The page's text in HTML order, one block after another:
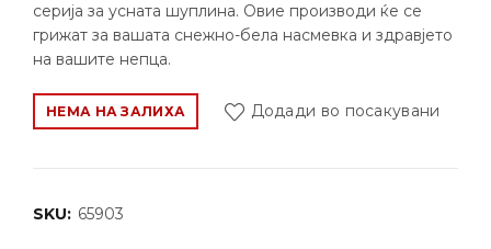
серија за усната шуплина. Овие производи ќе се
грижат за вашата снежно-бела насмевка и здравјето
на вашите непца.
НЕМА НА ЗАЛИХА Додади во посакувани
SKU: 65903